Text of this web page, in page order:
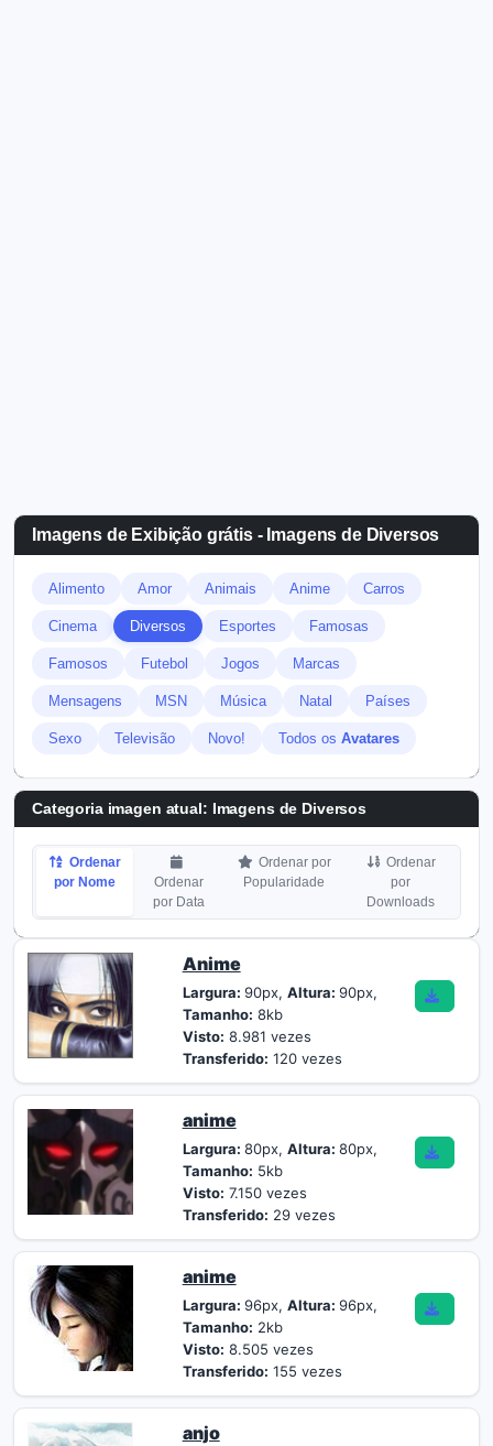
Imagens de Exibição grátis - Imagens de Diversos
Alimento Amor Animais Anime Carros
Cinema Diversos Esportes Famosas
Famosos Futebol Jogos Marcas
Mensagens MSN Música Natal Países
Sexo Televisão Novo! Todos os Avatares
Categoria imagen atual: Imagens de Diversos
Ordenar
por Nome
Ordenar
por Data
Ordenar por
Popularidade
Ordenar
por
Downloads
Anime
Largura: 90px, Altura: 90px,
Tamanho: 8kb
Visto: 8.981 vezes
Transferido: 120 vezes
anime
Largura: 80px, Altura: 80px,
Tamanho: 5kb
Visto: 7.150 vezes
Transferido: 29 vezes
anime
Largura: 96px, Altura: 96px,
Tamanho: 2kb
Visto: 8.505 vezes
Transferido: 155 vezes
anjo